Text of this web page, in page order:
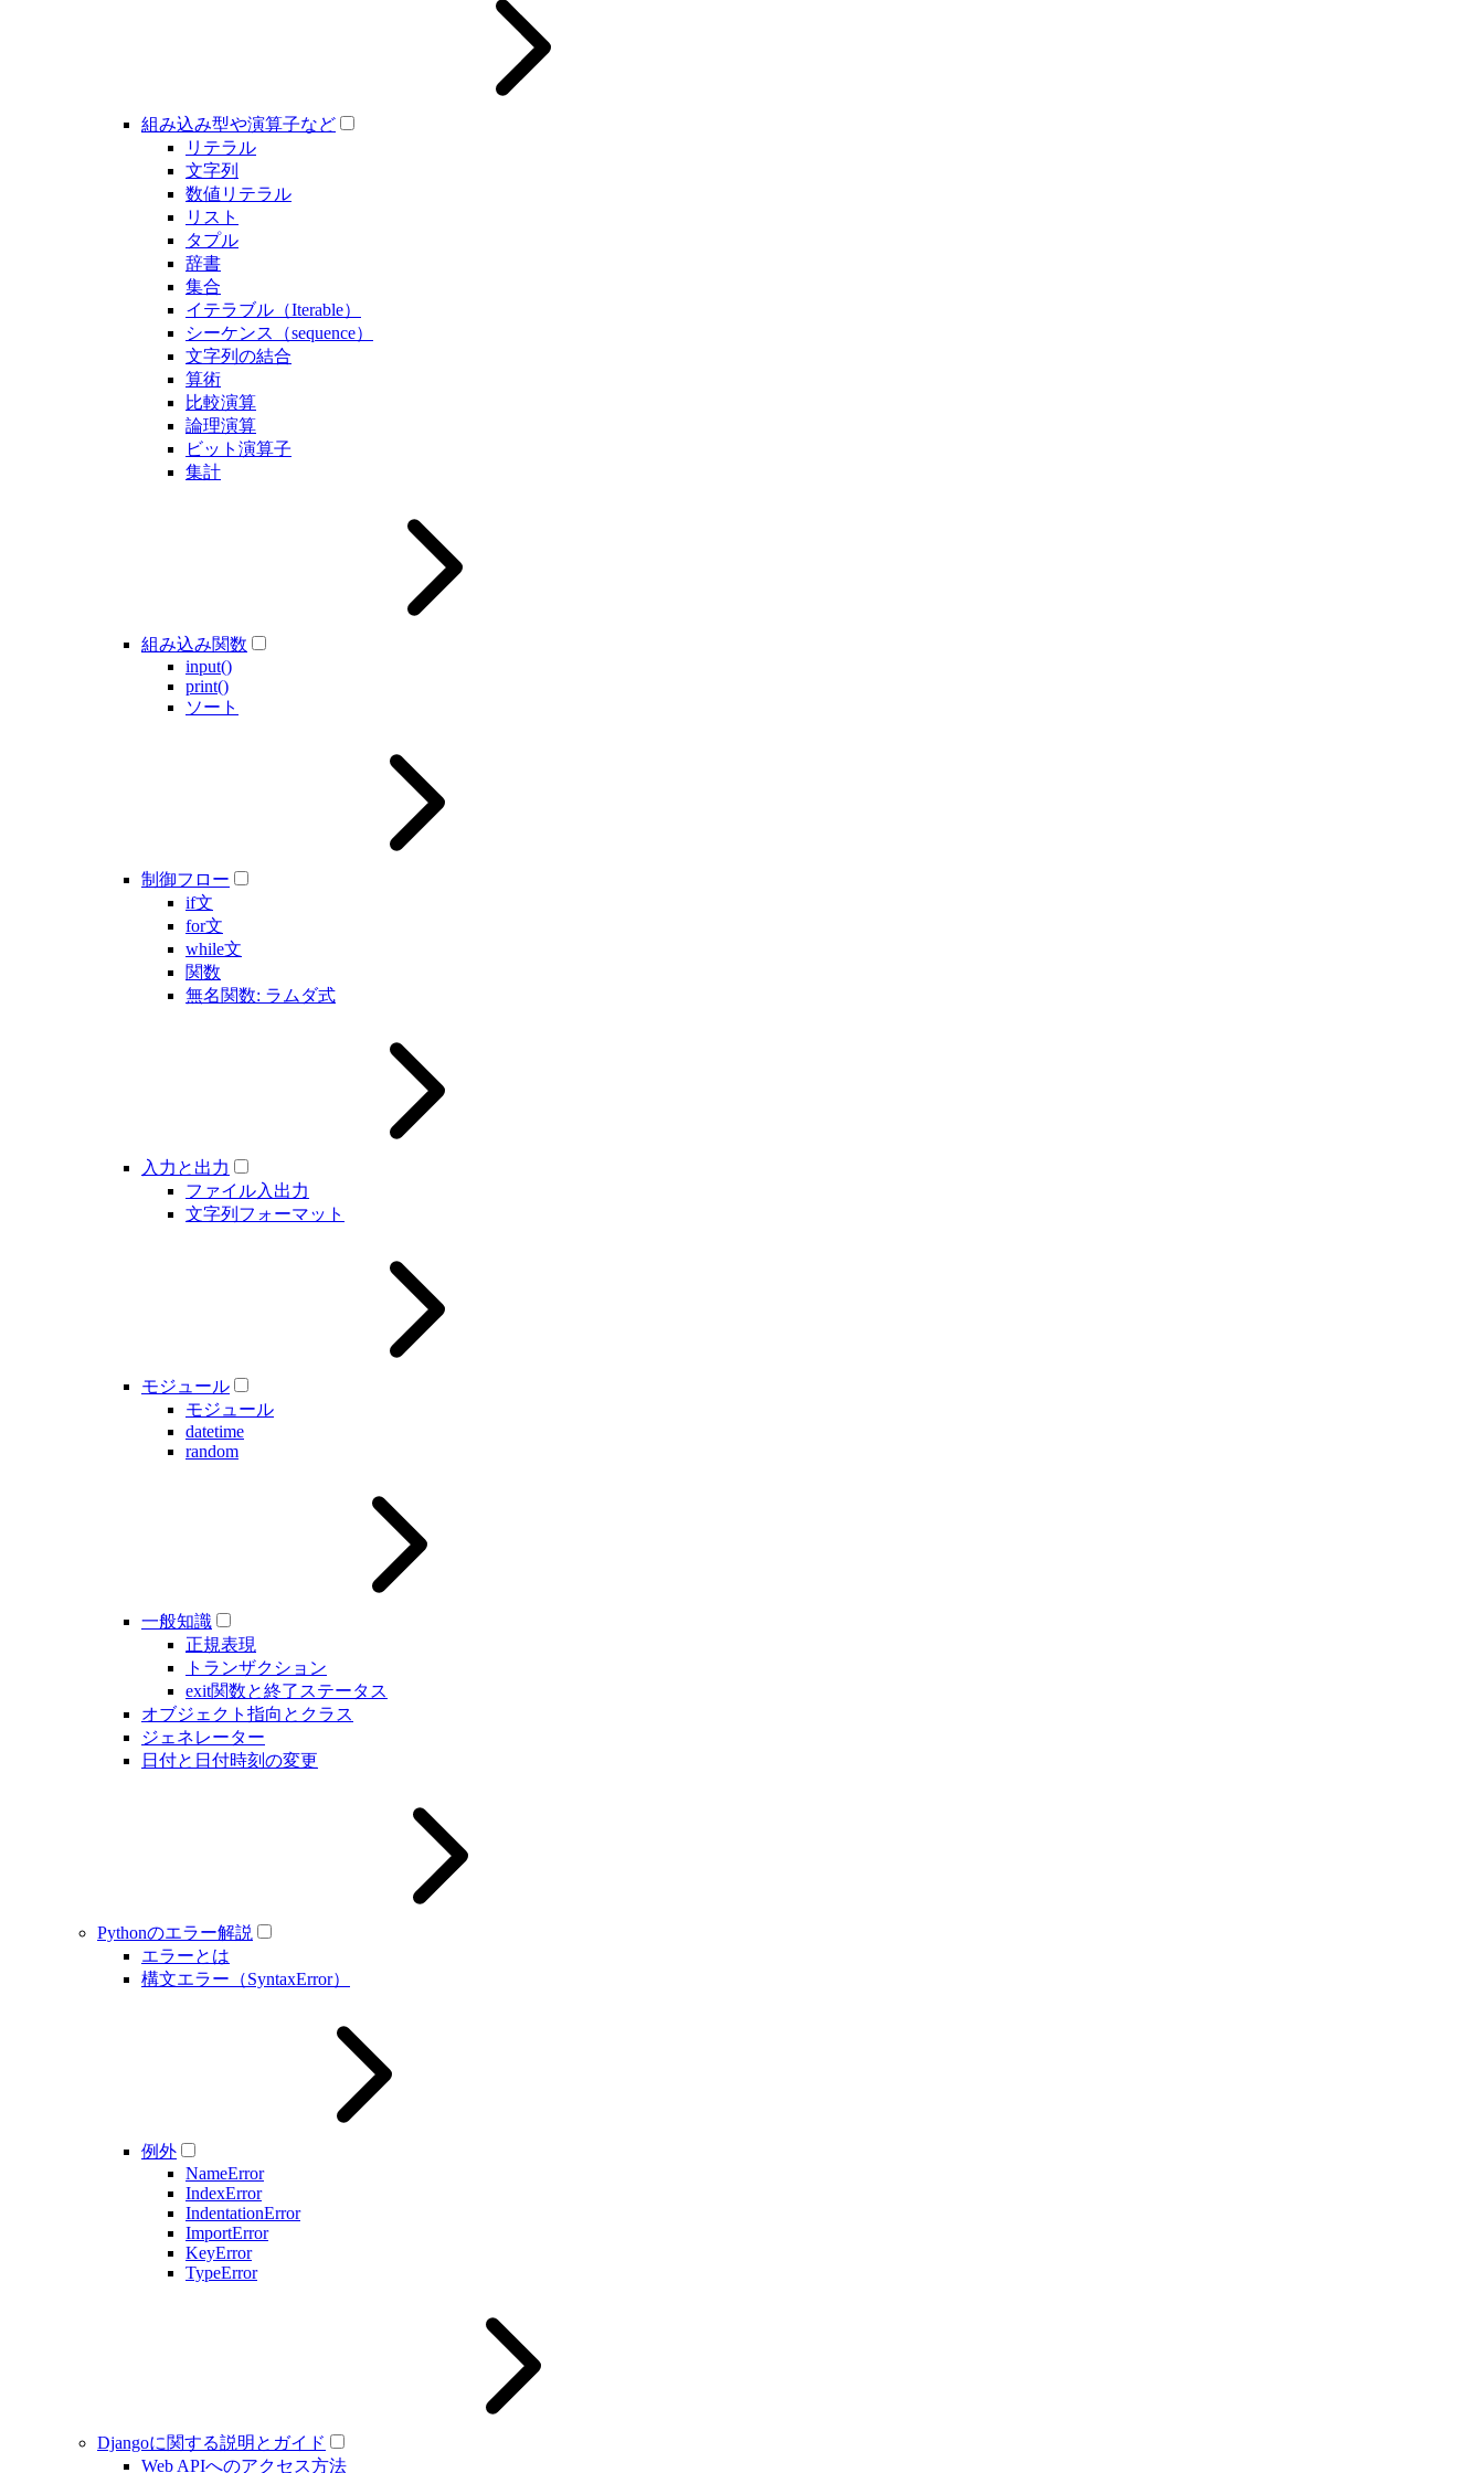
組み込み型や演算子など
リテラル
文字列
数値リテラル
リスト
タプル
辞書
集合
イテラブル（Iterable）
シーケンス（sequence）
文字列の結合
算術
比較演算
論理演算
ビット演算子
集計
組み込み関数
input()
print()
ソート
制御フロー
if文
for文
while文
関数
無名関数: ラムダ式
入力と出力
ファイル入出力
文字列フォーマット
モジュール
モジュール
datetime
random
一般知識
正規表現
トランザクション
exit関数と終了ステータス
オブジェクト指向とクラス
ジェネレーター
日付と日付時刻の変更
Pythonのエラー解説
エラーとは
構文エラー（SyntaxError）
例外
NameError
IndexError
IndentationError
ImportError
KeyError
TypeError
Djangoに関する説明とガイド
Web APIへのアクセス方法